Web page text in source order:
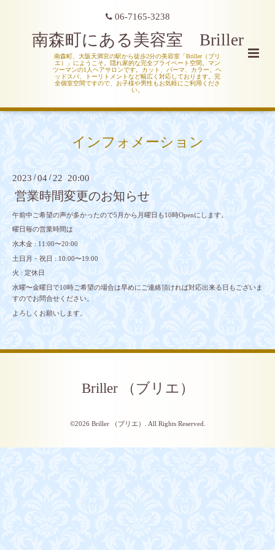
06-7165-3238
南森町にある美容室 Briller
南森町、大阪天満宮の駅から徒歩2分の美容室「Briller（ブリ
エ）」にようこそ。隠れ家的な完全プライベート空間。マン
ツーマンの1人ヘアサロンです。カット、パーマ、カラー、ヘ
ッドスパ、トーリトメントなど幅広く対応しております。完
全個室空間ですので、お子様や男性もお気軽にご利用くださ
い。
インフォメーション
2023 /04 / 22 20:00
営業時間変更のお知らせ
午前中ご希望の声が多かったので5月から月曜日も10時Openにします。
曜日毎の営業時間は
水木金 : 11:00〜20:00
土日月・祝日 : 10:00〜19:00
火 : 定休日
水曜〜金曜日で10時ご希望の場合は早めにご連絡頂ければ対応出来る日もございま
すのでお問合せください。
よろしくお願いします。
Briller （ブリエ）
©2026 Briller （ブリエ） . All Rights Reserved.